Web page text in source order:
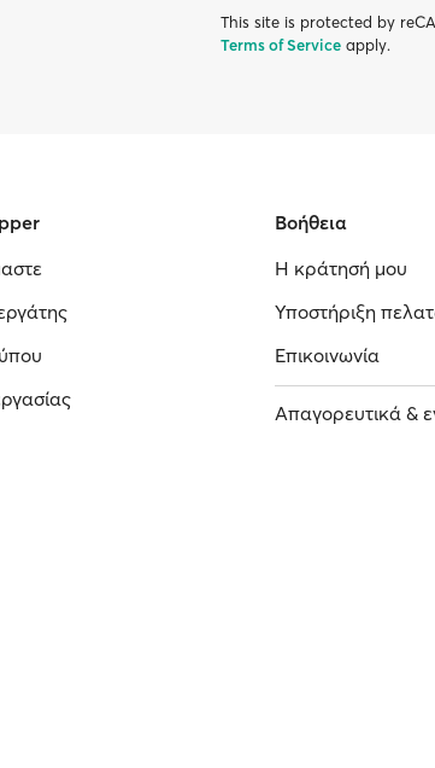
This site is protected by
Terms of Service apply.
Βοήθεια
Η κράτησή μου
Υποστήριξη
Επικοινωνία
Απαγορευτικά &